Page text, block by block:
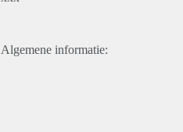
Algemene informatie: